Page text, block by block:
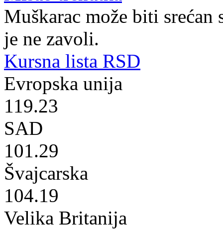
Muškarac može biti srećan
je ne zavoli.
Kursna lista RSD
Evropska unija
119.23
SAD
101.29
Švajcarska
104.19
Velika Britanija